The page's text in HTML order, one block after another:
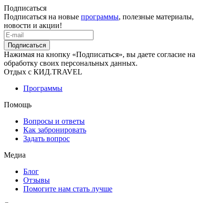
Подписаться
Подписаться на новые программы, полезные материалы,
новости и акции!
Подписаться
Нажимая на кнопку «Подписаться», вы даете согласие на
обработку своих персональных данных.
Отдых с КИД.TRAVEL
Программы
Помощь
Вопросы и ответы
Как забронировать
Задать вопрос
Медиа
Блог
Отзывы
Помогите нам стать лучше